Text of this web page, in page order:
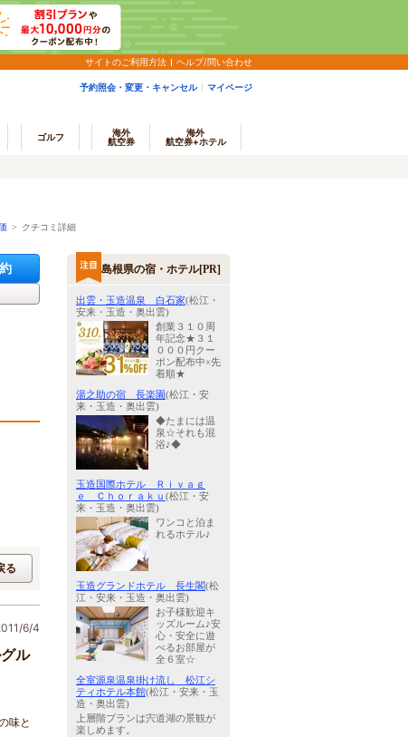
サイトのご利用方法 ヘルプ/問い合わせ
予約照会・変更・キャンセル マイページ
ゴルフ
海外
航空券
海外
航空券+ホテル
> クチコミ詳細
る
6/4
ル
味と
島根県の宿・ホテル[PR]
出雲・玉造温泉 白石家(松江・
安来・玉造・奥出雲)
創業３１０周
年記念★３１
０００円クー
ポン配布中×先
着順★
湯之助の宿 長楽園(松江・安
来・玉造・奥出雲)
◆たまには温
泉☆それも混
浴♪◆
玉造国際ホテル Ｒｉｖａｇ
ｅ Ｃｈｏｒａｋｕ (松江・安
来・玉造・奥出雲)
ワンコと泊ま
れるホテル♪
玉造グランドホテル 長生閣(松
江・安来・玉造・奥出雲)
お子様歓迎キ
ッズルーム♪安
心・安全に遊
べるお部屋が
全６室☆
全室源泉温泉掛け流し 松江シ
ティホテル本館(松江・安来・玉
造・奥出雲)
上層階プランは宍道湖の景観が
楽しめます。